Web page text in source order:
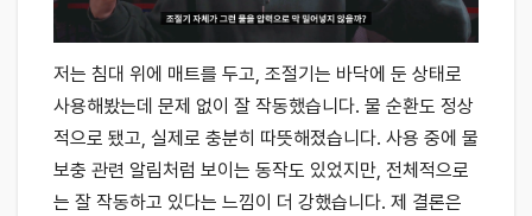
저는 침대 위에 매트를 두고, 조절기는 바닥에 둔 상태로
사용해봤는데 문제 없이 잘 작동했습니다. 물 순환도 정상
적으로 됐고, 실제로 충분히 따뜻해졌습니다. 사용 중에 물
보충 관련 알림처럼 보이는 동작도 있었지만, 전체적으로
는 잘 작동하고 있다는 느낌이 더 강했습니다. 제 결론은